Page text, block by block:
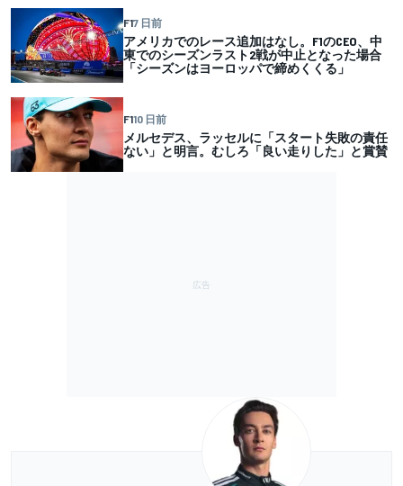
F17 日前
アメリカでのレース追加はなし。F1のCEO、中
東でのシーズンラスト2戦が中止となった場合
「シーズンはヨーロッパで締めくくる」
F110 日前
メルセデス、ラッセルに「スタート失敗の責任
ない」と明言。むしろ「良い走りした」と賞賛